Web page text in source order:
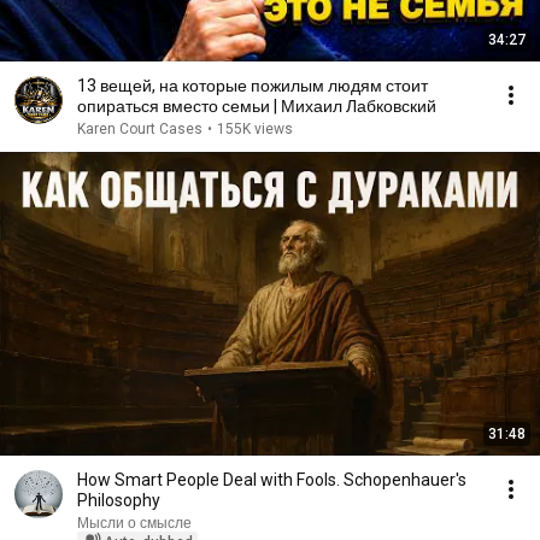
34:27
13 вещей, на которые пожилым людям стоит
опираться вместо семьи | Михаил Лабковский
Karen Court Cases • 155K views
31:48
How Smart People Deal with Fools. Schopenhauer's
Philosophy
Мысли о смысле